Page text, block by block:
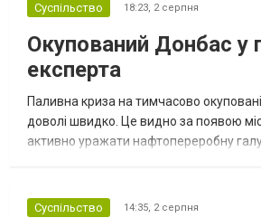
Суспільство 18:23, 2 серпня
Окупований Донбас у
експерта
Паливна криза на тимчасово
доволі швидко. Це видно за появою
активно уражати нафтопереробну
Суспільство 14:35, 2 серпня